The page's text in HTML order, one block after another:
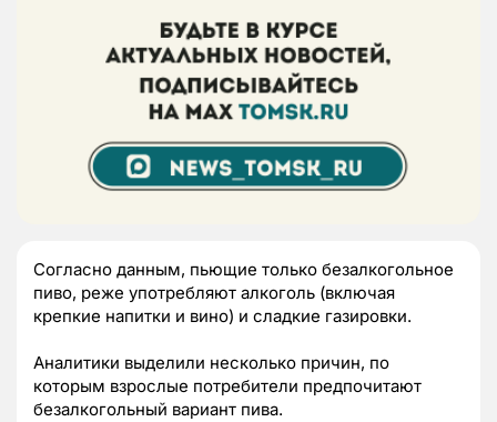
Согласно данным, пьющие только безалкогольное
пиво, реже употребляют алкоголь (включая
крепкие напитки и вино) и сладкие газировки.
Аналитики выделили несколько причин, по
которым взрослые потребители предпочитают
безалкогольный вариант пива.